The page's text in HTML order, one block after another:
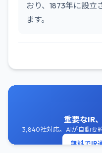
おり、1873年に設立
ます。
重要なIR
3,840社対応。AIが自動要
無料でIR